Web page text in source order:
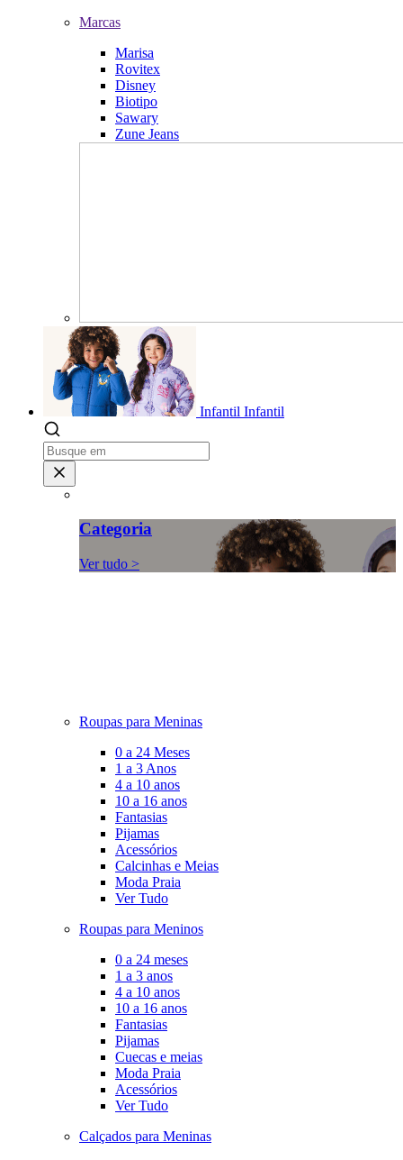
Marcas
Marisa
Rovitex
Disney
Biotipo
Sawary
Zune Jeans
Infantil Infantil
Categoria
Ver tudo >
Roupas para Meninas
0 a 24 Meses
1 a 3 Anos
4 a 10 anos
10 a 16 anos
Fantasias
Pijamas
Acessórios
Calcinhas e Meias
Moda Praia
Ver Tudo
Roupas para Meninos
0 a 24 meses
1 a 3 anos
4 a 10 anos
10 a 16 anos
Fantasias
Pijamas
Cuecas e meias
Moda Praia
Acessórios
Ver Tudo
Calçados para Meninas